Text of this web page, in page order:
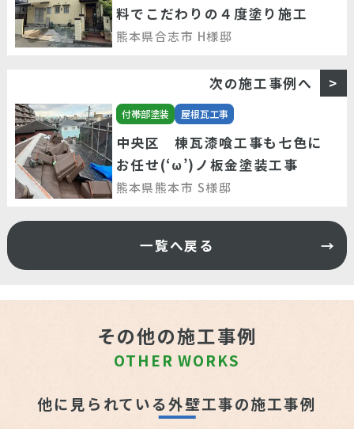
料でこだわりの４度塗り施工
熊本県合志市 H様邸
次の施工事例へ
付帯部塗装 屋根瓦工事
中央区 棟瓦漆喰工事も七色に
お任せ(‘ω’)ノ板金塗装工事
熊本県熊本市 S様邸
一覧へ戻る
その他の施工事例
OTHER WORKS
他に見られている外壁工事の施工事例